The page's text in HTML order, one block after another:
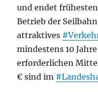
und endet
Betrieb der
attraktives
mindestens 10
erforderlichen
€ sind im